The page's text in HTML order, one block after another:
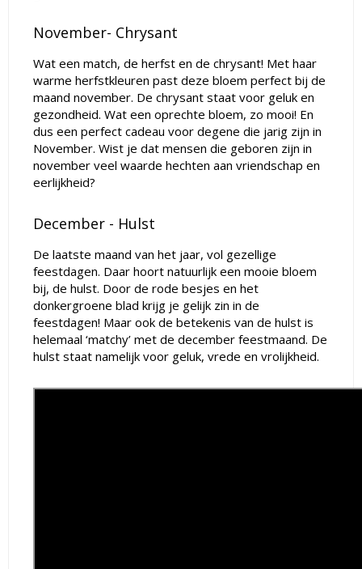
November- Chrysant
Wat een match, de herfst en de chrysant! Met haar
warme herfstkleuren past deze bloem perfect bij de
maand november. De chrysant staat voor geluk en
gezondheid. Wat een oprechte bloem, zo mooi! En
dus een perfect cadeau voor degene die jarig zijn in
November. Wist je dat mensen die geboren zijn in
november veel waarde hechten aan vriendschap en
eerlijkheid?
December - Hulst
De laatste maand van het jaar, vol gezellige
feestdagen. Daar hoort natuurlijk een mooie bloem
bij, de hulst. Door de rode besjes en het
donkergroene blad krijg je gelijk zin in de
feestdagen! Maar ook de betekenis van de hulst is
helemaal ‘matchy’ met de december feestmaand. De
hulst staat namelijk voor geluk, vrede en vrolijkheid.